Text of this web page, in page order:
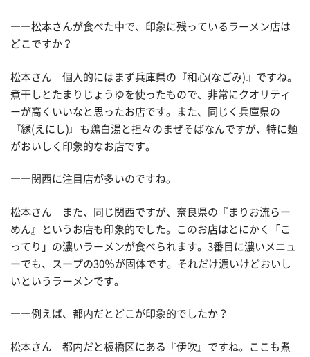
――松本さんが食べた中で、印象に残っているラーメン店は
どこですか？
松本さん 個人的にはまず兵庫県の『和心(なごみ)』ですね。
煮干しとたまりじょうゆを使ったもので、非常にクオリティ
ーが高くいいなと思ったお店です。また、同じく兵庫県の
『縁(えにし)』も鶏白湯と担々のまぜそばなんですが、特に麺
がおいしく印象的なお店です。
――関西に注目店が多いのですね。
松本さん また、同じ関西ですが、奈良県の『まりお流らー
めん』というお店も印象的でした。このお店はとにかく「こ
ってり」の濃いラーメンが食べられます。3番目に濃いメニュ
ーでも、スープの30％が固体です。それだけ濃いけどおいし
いというラーメンです。
――例えば、都内だとどこが印象的でしたか？
松本さん 都内だと板橋区にある『伊吹』ですね。ここも煮